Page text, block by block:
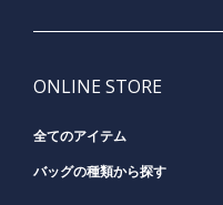
ONLINE STORE
全てのアイテム
バッグの種類から探す